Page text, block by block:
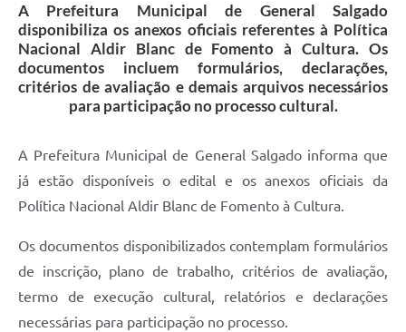
A Prefeitura Municipal de General Salgado
disponibiliza os anexos oficiais referentes à Política
Nacional Aldir Blanc de Fomento à Cultura. Os
documentos incluem formulários, declarações,
critérios de avaliação e demais arquivos necessários
para participação no processo cultural.
A Prefeitura Municipal de General Salgado informa que
já estão disponíveis o edital e os anexos oficiais da
Política Nacional Aldir Blanc de Fomento à Cultura.
Os documentos disponibilizados contemplam formulários
de inscrição, plano de trabalho, critérios de avaliação,
termo de execução cultural, relatórios e declarações
necessárias para participação no processo.